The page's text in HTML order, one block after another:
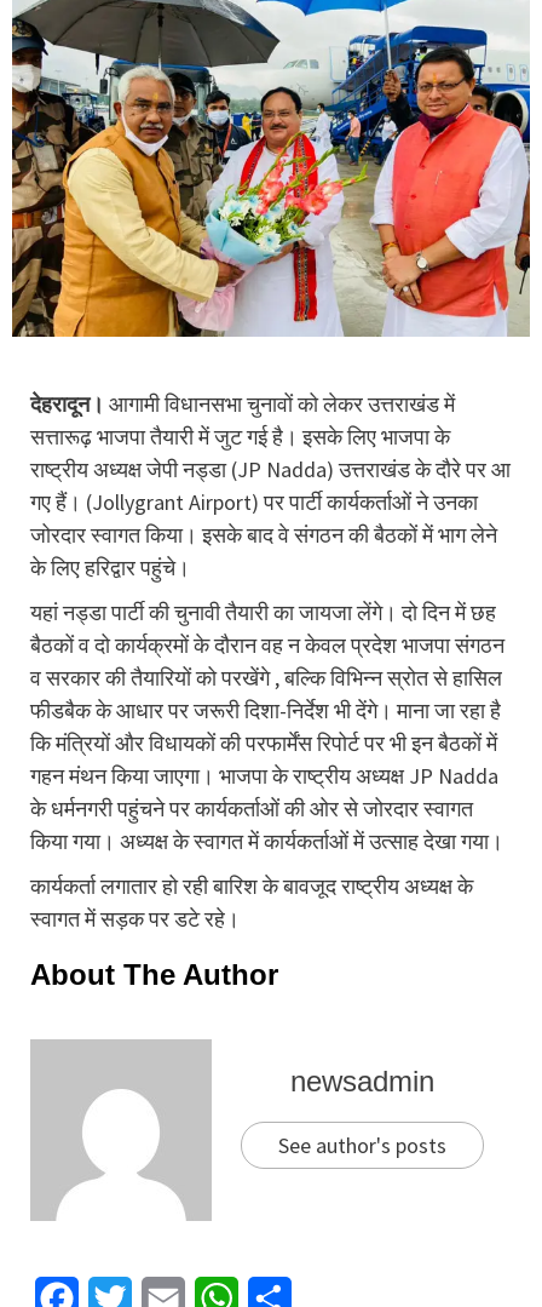
देहरादून। आगामी विधानसभा चुनावों को लेकर उत्तराखंड में
सत्तारूढ़ भाजपा तैयारी में जुट गई है। इसके लिए भाजपा के
राष्ट्रीय अध्यक्ष जेपी नड्डा (JP Nadda) उत्तराखंड के दाैरे पर आ
गए हैं। (Jollygrant Airport) पर पार्टी कार्यकर्ताओं ने उनका
जोरदार स्वागत किया। इसके बाद वे संगठन की बैठकों में भाग लेने
के लिए हरिद्वार पहुंचे।
यहां नड्डा पार्टी की चुनावी तैयारी का जायजा लेंगे। दो दिन में छह
बैठकों व दो कार्यक्रमों के दौरान वह न केवल प्रदेश भाजपा संगठन
व सरकार की तैयारियों को परखेंगे , बल्कि विभिन्न स्रोत से हासिल
फीडबैक के आधार पर जरूरी दिशा-निर्देश भी देंगे। माना जा रहा है
कि मंत्रियों और विधायकों की परफार्मेंस रिपोर्ट पर भी इन बैठकों में
गहन मंथन किया जाएगा। भाजपा के राष्ट्रीय अध्यक्ष JP Nadda
के धर्मनगरी पहुंचने पर कार्यकर्ताओं की ओर से जोरदार स्वागत
किया गया। अध्यक्ष के स्वागत में कार्यकर्ताओं में उत्साह देखा गया।
कार्यकर्ता लगातार हो रही बारिश के बावजूद राष्ट्रीय अध्यक्ष के
स्वागत में सड़क पर डटे रहे।
About The Author
newsadmin
See author's posts
FacebookTwitter Email WhatsApp